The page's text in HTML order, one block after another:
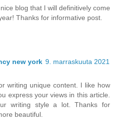
blog that I will definitively come
Thanks for informative post.
new york 9. marraskuuta 2021
writing unique content. I like how
express your views in this article.
writing style a lot. Thanks for
beautiful.